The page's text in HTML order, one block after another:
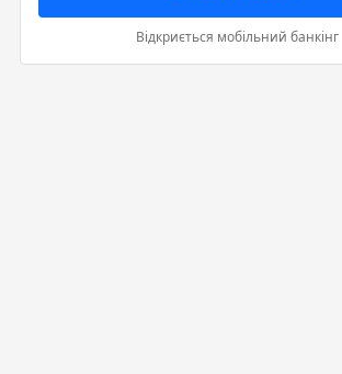
Відкриється мобільний банкінг